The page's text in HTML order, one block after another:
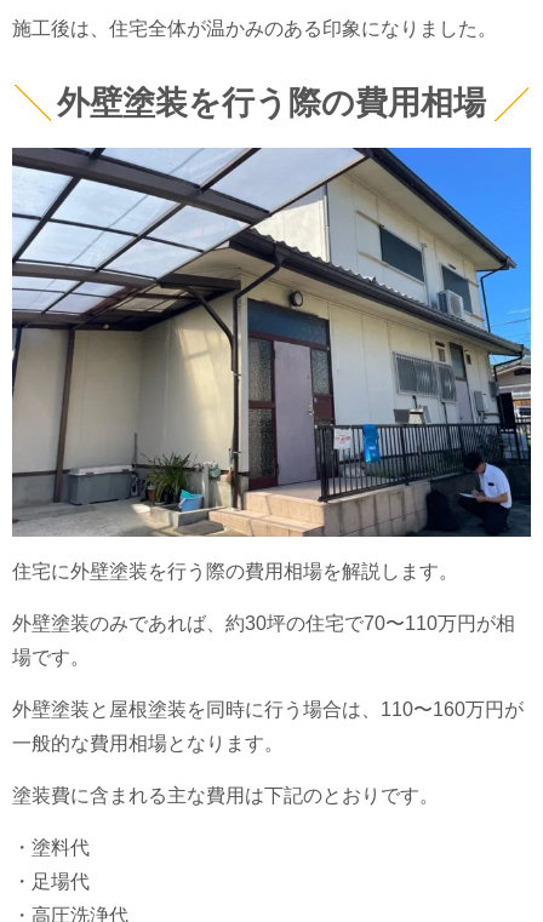
施工後は、住宅全体が温かみのある印象になりました。
外壁塗装を行う際の費用相場
住宅に外壁塗装を行う際の費用相場を解説します。
外壁塗装のみであれば、約30坪の住宅で70〜110万円が相
場です。
外壁塗装と屋根塗装を同時に行う場合は、110〜160万円が
一般的な費用相場となります。
塗装費に含まれる主な費用は下記のとおりです。
・塗料代
・足場代
・高圧洗浄代